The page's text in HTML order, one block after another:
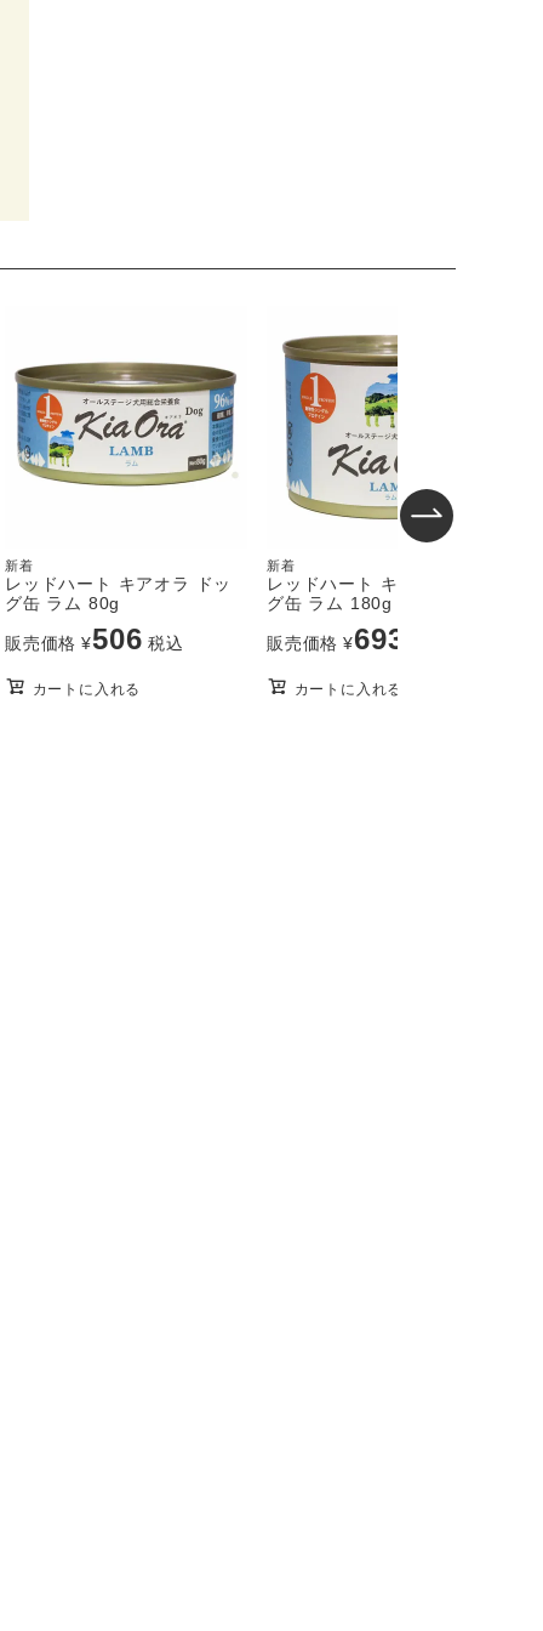
新着
レッドハート キアオラ ドッ
グ缶 ラム 80g
販売価格 ¥506 税込
カートに入れる
新着
レッドハート キアオラ ドッ
グ缶 ラム 180g
販売価格 ¥693
カートに入れる